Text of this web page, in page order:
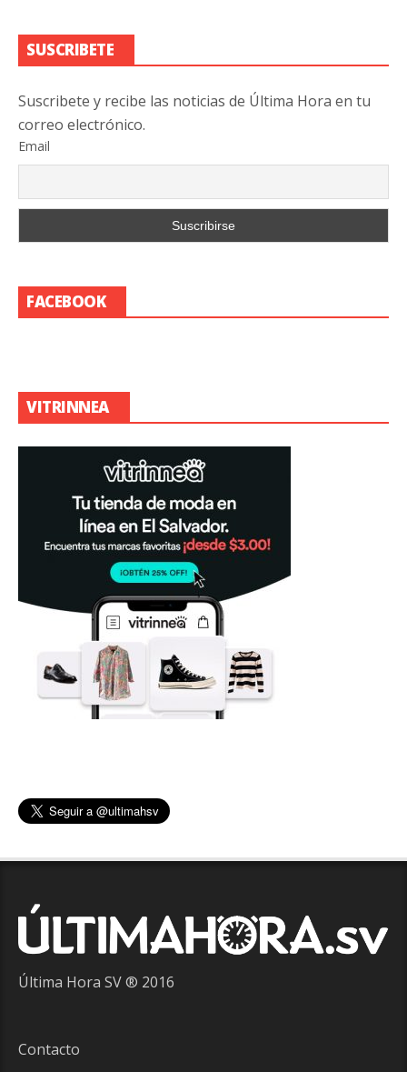
SUSCRIBETE
Suscribete y recibe las noticias de Última Hora en tu
correo electrónico.
Email
FACEBOOK
VITRINNEA
Última Hora SV ® 2016
Contacto